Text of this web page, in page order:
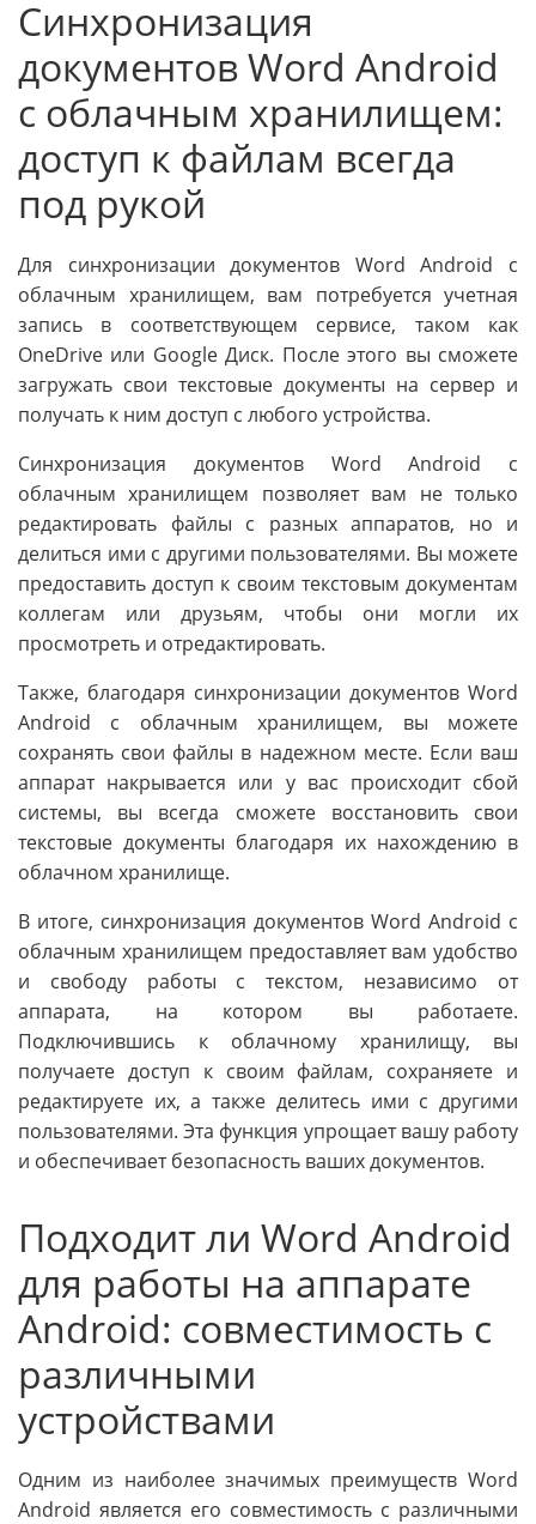
Синхронизация
документов Word Android
с облачным хранилищем:
доступ к файлам всегда
под рукой
Для синхронизации документов Word Android с
облачным хранилищем, вам потребуется учетная
запись в соответствующем сервисе, таком как
OneDrive или Google Диск. После этого вы сможете
загружать свои текстовые документы на сервер и
получать к ним доступ с любого устройства.
Синхронизация документов Word Android с
облачным хранилищем позволяет вам не только
редактировать файлы с разных аппаратов, но и
делиться ими с другими пользователями. Вы можете
предоставить доступ к своим текстовым документам
коллегам или друзьям, чтобы они могли их
просмотреть и отредактировать.
Также, благодаря синхронизации документов Word
Android с облачным хранилищем, вы можете
сохранять свои файлы в надежном месте. Если ваш
аппарат накрывается или у вас происходит сбой
системы, вы всегда сможете восстановить свои
текстовые документы благодаря их нахождению в
облачном хранилище.
В итоге, синхронизация документов Word Android с
облачным хранилищем предоставляет вам удобство
и свободу работы с текстом, независимо от
аппарата, на котором вы работаете.
Подключившись к облачному хранилищу, вы
получаете доступ к своим файлам, сохраняете и
редактируете их, а также делитесь ими с другими
пользователями. Эта функция упрощает вашу работу
и обеспечивает безопасность ваших документов.
Подходит ли Word Android
для работы на аппарате
Android: совместимость с
различными
устройствами
Одним из наиболее значимых преимуществ Word
Android является его совместимость с различными